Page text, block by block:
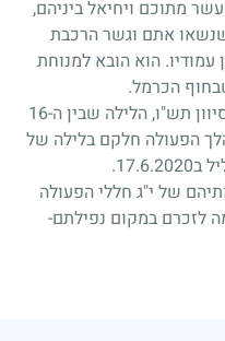
מתוכם ויחיאל ביניהם,
אתם וגשר הרכבת
הוא הובא למנוחת
הכרמל.
ליל הגשרים התרחש בתאריך י"ח בסיוון תש"ו, הלילה שבין ה-16
נפלו במהלך הפעולה חלקם בלילה של
של י"ג חללי הפעולה
לזכרם במקום נפילתם-